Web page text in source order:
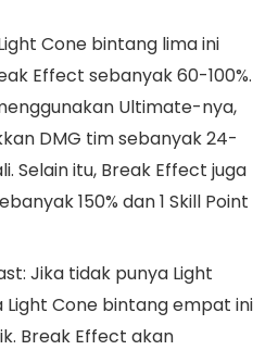
Cone bintang lima ini
Effect sebanyak 60-100%.
Ultimate-nya,
DMG tim sebanyak 24-
Selain itu, Break Effect juga
150% dan 1 Skill Point
Jika tidak punya Light
Light Cone bintang empat ini
Break Effect akan